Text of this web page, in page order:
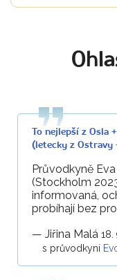
To nejlepší z Osla
(letecky z Ostravy
Průvodkyně
(Stockholm
informovaná,
probíhají bez
— Jiřina Malá 18.
s průvodkyní